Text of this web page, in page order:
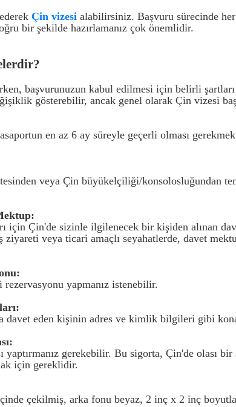
Çin vizesi alabilirsiniz. Başvuru sürecinde
bir şekilde hazırlamanız çok önemlidir.
başvurunuzun kabul edilmesi için belirli
gösterebilir, ancak genel olarak Çin vizesi
en az 6 ay süreyle geçerli olması
veya Çin büyükelçiliği/konsolosluğundan
için Çin'de sizinle ilgilenecek bir kişiden alınan
veya ticari amaçlı seyahatlerde, davet
yapmanız istenebilir.
davet eden kişinin adres ve kimlik bilgileri gibi
yaptırmanız gerekebilir. Bu sigorta, Çin'de olası
için gereklidir.
çekilmiş, arka fonu beyaz, 2 inç x 2 inç